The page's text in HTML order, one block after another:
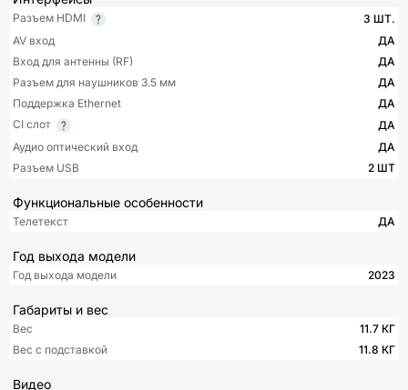
Разъем HDMI
3 ШТ.
AV вход
ДА
Вход для антенны (RF)
ДА
Разъем для наушников 3.5 мм
ДА
Поддержка Ethernet
ДА
CI слот
ДА
Аудио оптический вход
ДА
Разъем USB
2 ШТ
Функциональные особенности
Телетекст ДА
Год выхода модели
Год выхода модели 2023
Габариты и вес
Вес
11.7 КГ
Вес с подставкой
11.8 КГ
Видео